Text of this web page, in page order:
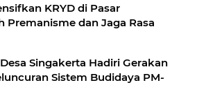
KRYD di Pasar
Premanisme dan Jaga Rasa
Singakerta Hadiri Gerakan
Sistem Budidaya PM-